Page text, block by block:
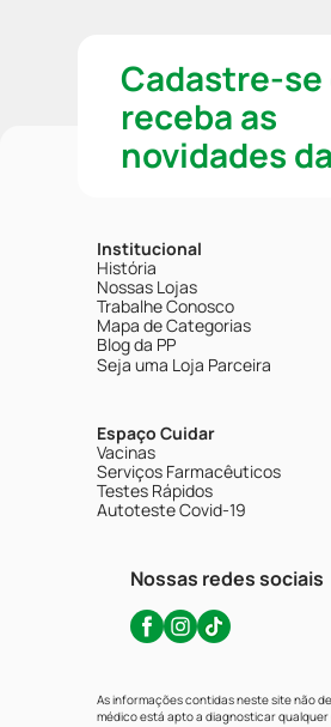
Cadastre-se
receba as
novidades
Institucional
História
Nossas Lojas
Trabalhe Conosco
Mapa de Categorias
Blog da PP
Seja uma Loja Parceira
Espaço Cuidar
Vacinas
Serviços Farmacêuticos
Testes Rápidos
Autoteste Covid-19
Nossas redes sociais
As informações contidas neste site não
médico está apto a diagnosticar